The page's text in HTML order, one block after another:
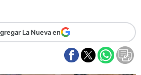
Aplausos
Cines
Economía y finanzas
Con el campo
La Nueva en